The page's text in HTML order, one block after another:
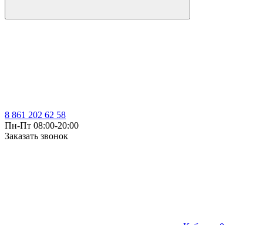
8 861 202 62 58
Пн-Пт 08:00-20:00
Заказать звонок